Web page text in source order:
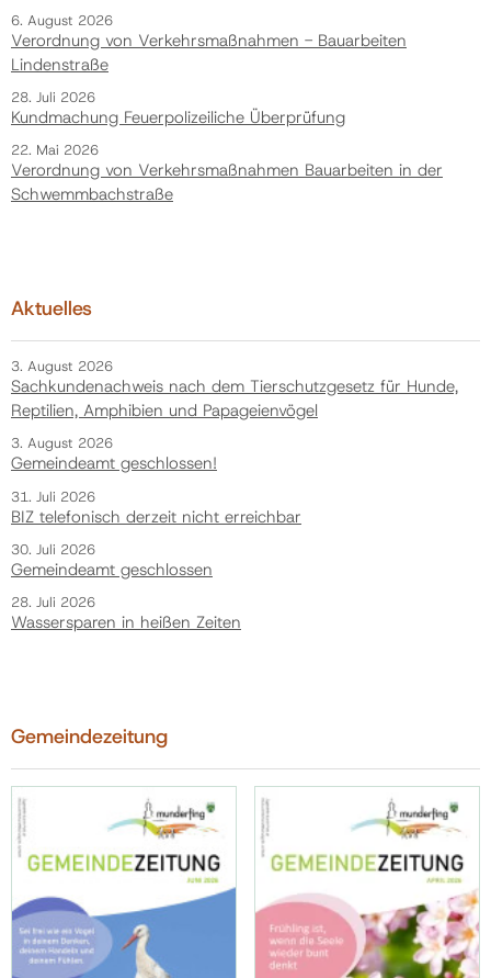
6. August 2026
Verordnung von Verkehrsmaßnahmen - Bauarbeiten
Lindenstraße
28. Juli 2026
Kundmachung Feuerpolizeiliche Überprüfung
22. Mai 2026
Verordnung von Verkehrsmaßnahmen Bauarbeiten in der
Schwemmbachstraße
Aktuelles
3. August 2026
Sachkundenachweis nach dem Tierschutzgesetz für Hunde,
Reptilien, Amphibien und Papageienvögel
3. August 2026
Gemeindeamt geschlossen!
31. Juli 2026
BIZ telefonisch derzeit nicht erreichbar
30. Juli 2026
Gemeindeamt geschlossen
28. Juli 2026
Wassersparen in heißen Zeiten
Gemeindezeitung